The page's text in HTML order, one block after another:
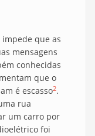
que as
mensagens
conhecidas
que o
é escasso2.
rua
um carro por
foi